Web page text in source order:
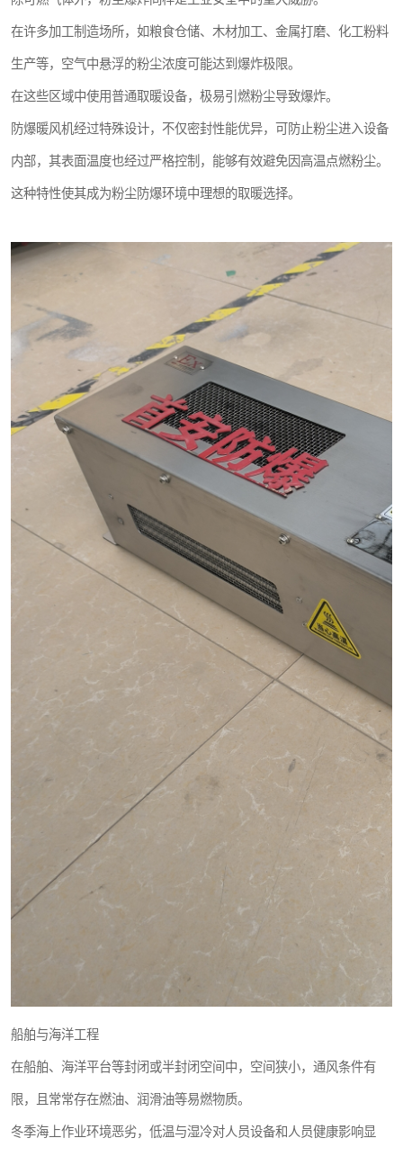
在许多加工制造场所，如粮食仓储、木材加工、金属打磨、化工粉料
生产等，空气中悬浮的粉尘浓度可能达到爆炸极限。
在这些区域中使用普通取暖设备，极易引燃粉尘导致爆炸。
防爆暖风机经过特殊设计，不仅密封性能优异，可防止粉尘进入设备
内部，其表面温度也经过严格控制，能够有效避免因高温点燃粉尘。
这种特性使其成为粉尘防爆环境中理想的取暖选择。
船舶与海洋工程
在船舶、海洋平台等封闭或半封闭空间中，空间狭小，通风条件有
限，且常常存在燃油、润滑油等易燃物质。
冬季海上作业环境恶劣，低温与湿冷对人员设备和人员健康影响显